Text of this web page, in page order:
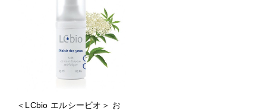
＜LCbio エルシービオ＞ お